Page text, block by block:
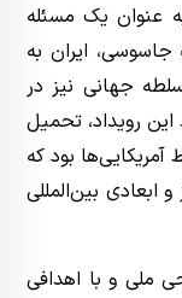
عنوان یک مسئله
ایران به
جهانی نیز در
رویداد، تحمیل
بود که
ابعادی بین‌المللی
در سال 1357 در سطحی ملی و با اهدافی